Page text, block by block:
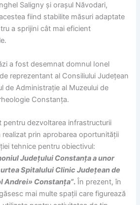
Saligny și orașul Năvodari,
fiind stabilite măsuri adaptate
a sprijini cât mai eficient
a fost desemnat domnul Ionel
reprezentant al Consiliului Județean
de Administrație al Muzeului de
Constanța.
pentru dezvoltarea infrastructurii
prin aprobarea oportunității
tehnice pentru obiectivul:
Județului Constanța a unor
Spitalului Clinic Județean de
Andrei» Constanța”. În prezent, în
mai multe spații care figurează